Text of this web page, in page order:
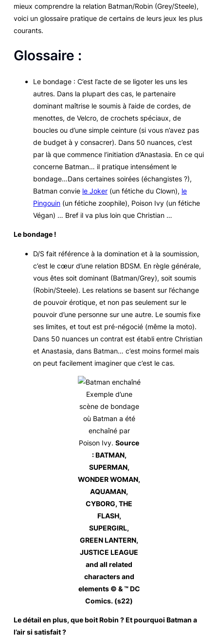
mieux comprendre la relation Batman/Robin (Grey/Steele),
voici un glossaire pratique de certains de leurs jeux les plus
courants.
Glossaire :
Le bondage : C’est l’acte de se ligoter les uns les
autres. Dans la plupart des cas, le partenaire
dominant maîtrise le soumis à l’aide de cordes, de
menottes, de Velcro, de crochets spéciaux, de
boucles ou d’une simple ceinture (si vous n’avez pas
de budget à y consacrer). Dans 50 nuances, c’est
par là que commence l’initiation d’Anastasia. En ce qui
concerne Batman… il pratique intensément le
bondage…Dans certaines soirées (échangistes ?),
Batman convie le Joker (un fétiche du Clown), le
Pingouin (un fétiche zoophile), Poison Ivy (un fétiche
Végan) … Bref il va plus loin que Christian …
Le bondage !
D/S fait référence à la domination et à la soumission,
c’est le cœur d’une relation BDSM. En règle générale,
vous êtes soit dominant (Batman/Grey), soit soumis
(Robin/Steele). Les relations se basent sur l’échange
de pouvoir érotique, et non pas seulement sur le
pouvoir d’une personne sur une autre. Le soumis fixe
ses limites, et tout est pré-négocié (même la moto).
Dans 50 nuances un contrat est établi entre Christian
et Anastasia, dans Batman… c’est moins formel mais
on peut facilement imaginer que c’est le cas.
Exemple d’une
scène de bondage
où Batman a été
enchaîné par
Poison Ivy. Source
: BATMAN,
SUPERMAN,
WONDER WOMAN,
AQUAMAN,
CYBORG, THE
FLASH,
SUPERGIRL,
GREEN LANTERN,
JUSTICE LEAGUE
and all related
characters and
elements © & ™ DC
Comics. (s22)
Le détail en plus, que boit Robin ? Et pourquoi Batman a
l’air si satisfait ?